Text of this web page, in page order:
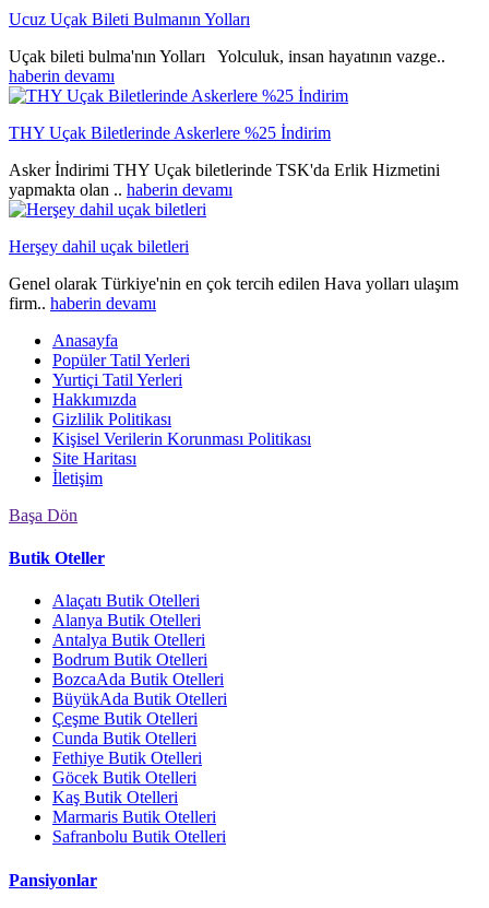
Ucuz Uçak Bileti Bulmanın Yolları
Uçak bileti bulma'nın Yolları Yolculuk, insan hayatının vazge..
haberin devamı
THY Uçak Biletlerinde Askerlere %25 İndirim
Asker İndirimi THY Uçak biletlerinde TSK'da Erlik Hizmetini
yapmakta olan .. haberin devamı
Herşey dahil uçak biletleri
Genel olarak Türkiye'nin en çok tercih edilen Hava yolları ulaşım
firm.. haberin devamı
Anasayfa
Popüler Tatil Yerleri
Yurtiçi Tatil Yerleri
Hakkımızda
Gizlilik Politikası
Kişisel Verilerin Korunması Politikası
Site Haritası
İletişim
Başa Dön
Butik Oteller
Alaçatı Butik Otelleri
Alanya Butik Otelleri
Antalya Butik Otelleri
Bodrum Butik Otelleri
BozcaAda Butik Otelleri
BüyükAda Butik Otelleri
Çeşme Butik Otelleri
Cunda Butik Otelleri
Fethiye Butik Otelleri
Göcek Butik Otelleri
Kaş Butik Otelleri
Marmaris Butik Otelleri
Safranbolu Butik Otelleri
Pansiyonlar